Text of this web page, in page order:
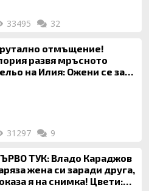
33495 32
отмъщение!
развя мръсното
на Илия: Ожени се за
31297 9
ТУК: Владо Караджов
жена си заради друга,
я на снимка! Цвети: